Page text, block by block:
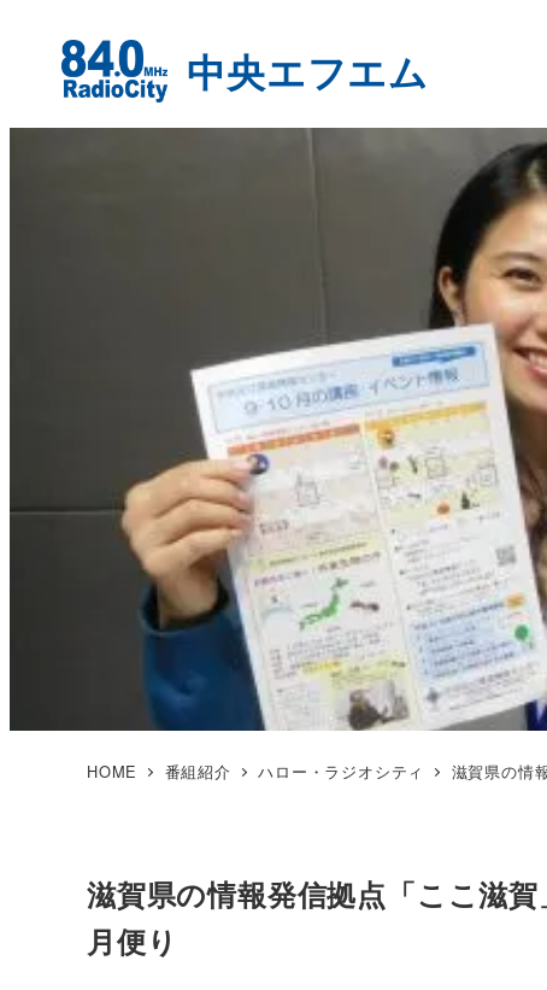
HOME 番組紹介 ハロー・ラジオシティ 滋賀県の情
滋賀県の情報発信拠点「ここ滋
月便り